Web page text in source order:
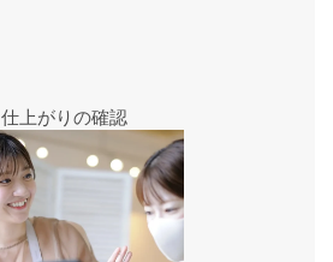
仕上がりの確認